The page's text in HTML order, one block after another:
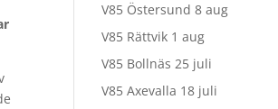
V85 Östersund 8 aug
V85 Rättvik 1 aug
V85 Bollnäs 25 juli
V85 Axevalla 18 juli